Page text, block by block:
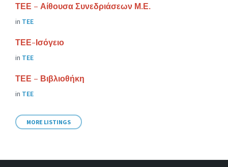
ΤΕΕ – Αίθουσα Συνεδριάσεων Μ.Ε.
in ΤΕΕ
ΤΕΕ-Ισόγειο
in ΤΕΕ
ΤΕΕ – Βιβλιοθήκη
in ΤΕΕ
MORE LISTINGS